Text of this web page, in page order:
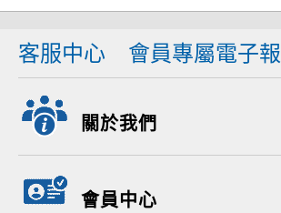
客服中心 會員專屬電子報
關於我們
會員中心